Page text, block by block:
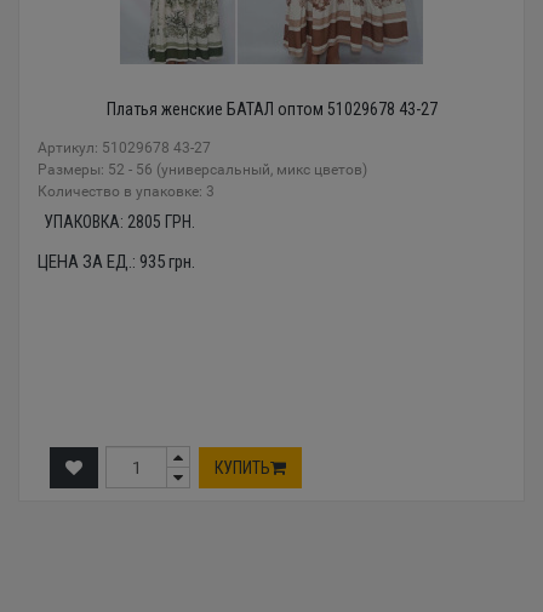
Платья женские БАТАЛ оптом 51029678 43-27
Артикул: 51029678 43-27
Размеры: 52 - 56 (универсальный, микс цветов)
Количество в упаковке: 3
УПАКОВКА: 2805 ГРН.
ЦЕНА ЗА ЕД.: 935грн.
КУПИТЬ